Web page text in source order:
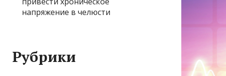
напряжение в челюсти
Рубрики